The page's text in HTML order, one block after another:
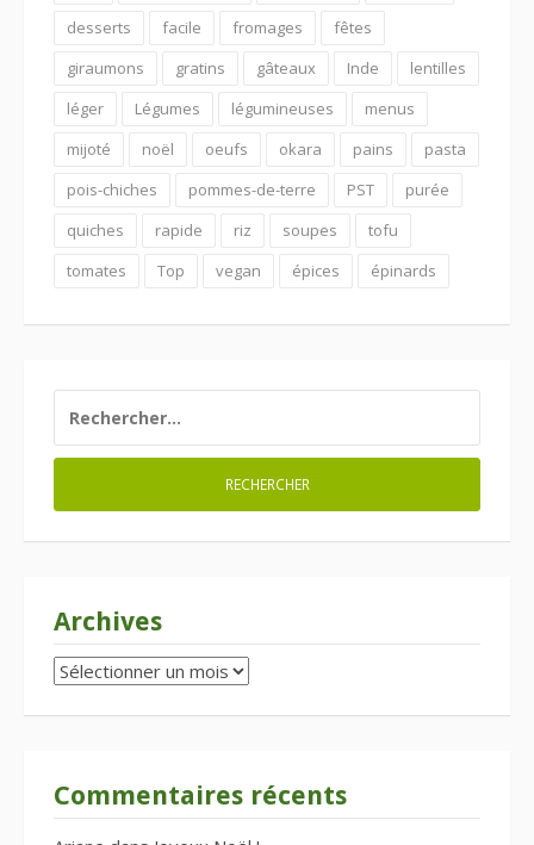
desserts
facile fromages
fêtes
giraumons
gratins gâteaux Inde
lentilles
léger
Légumes légumineuses
menus
mijoté
noël oeufs okara pains
pasta
pois-chiches
pommes-de-terre PST
purée
quiches
rapide riz soupes
tofu
tomates
Top vegan épices épinards
Archives
Archives
Commentaires récents